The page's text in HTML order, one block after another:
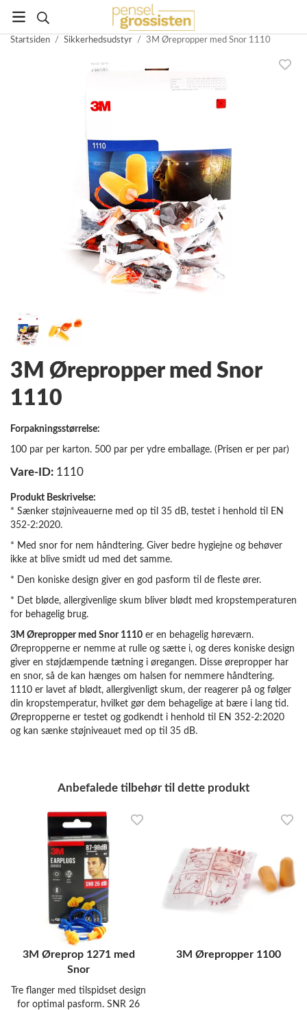
Startsiden / Sikkerhedsudstyr / 3M Ørepropper med Snor 1110
3M Ørepropper med Snor
1110
Forpakningsstørrelse:
100 par per karton. 500 par per ydre emballage. (Prisen er per par)
Vare-ID: 1110
Produkt Beskrivelse:
* Sænker støjniveauerne med op til 35 dB, testet i henhold til EN
352-2:2020.
* Med snor for nem håndtering. Giver bedre hygiejne og behøver
ikke at blive smidt ud med det samme.
* Den koniske design giver en god pasform til de fleste ører.
* Det bløde, allergivenlige skum bliver blødt med kropstemperaturen
for behagelig brug.
3M Ørepropper med Snor 1110 er en behagelig høreværn.
Ørepropperne er nemme at rulle og sætte i, og deres koniske design
giver en støjdæmpende tætning i øregangen. Disse ørepropper har
en snor, så de kan hænges om halsen for nemmere håndtering.
1110 er lavet af blødt, allergivenligt skum, der reagerer på og følger
din kropstemperatur, hvilket gør dem behagelige at bære i lang tid.
Ørepropperne er testet og godkendt i henhold til EN 352-2:2020
og kan sænke støjniveauet med op til 35 dB.
Anbefalede tilbehør til dette produkt
3M Øreprop 1271 med
Snor
Tre flanger med tilspidset design
for optimal pasform. SNR 26
3M Ørepropper 1100